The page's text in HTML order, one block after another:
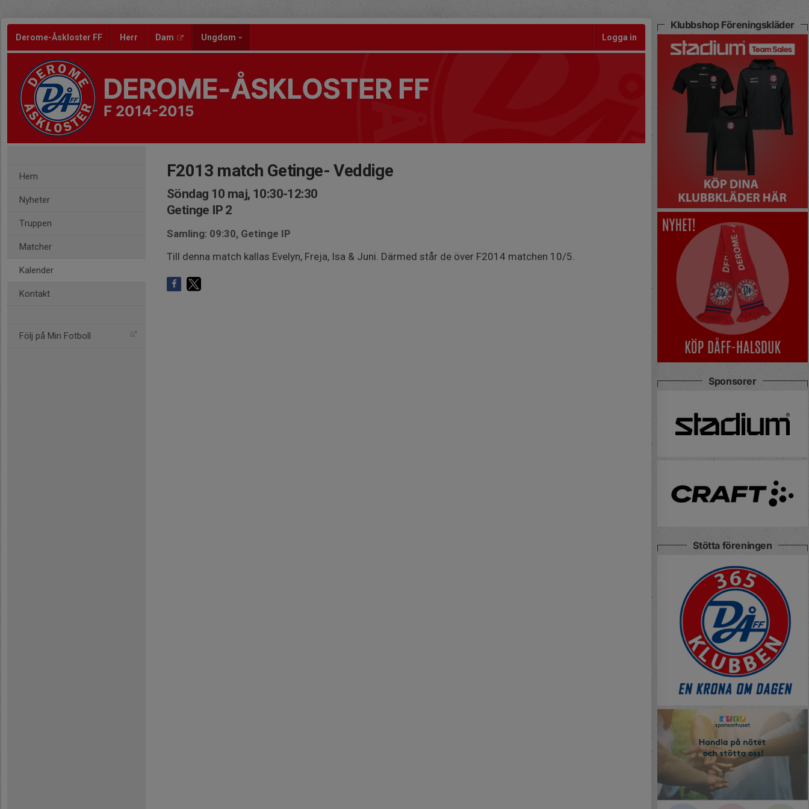
Derome-Åskloster FF Herr Dam Ungdom Logga in
DEROME-ÅSKLOSTER FF
F 2014-2015
Hem
Nyheter
Truppen
Matcher
Kalender
Kontakt
Följ på Min Fotboll
F2013 match Getinge- Veddige
Söndag 10 maj, 10:30-12:30
Getinge IP 2
Samling: 09:30, Getinge IP
Till denna match kallas Evelyn, Freja, Isa & Juni. Därmed står de över F2014 matchen 10/5.
Klubbshop Föreningskläder
Sponsorer
Stötta föreningen